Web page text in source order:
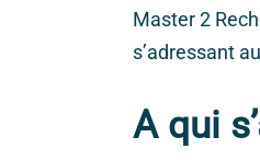
Master 2
s’adressant
A qui